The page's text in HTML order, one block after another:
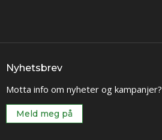
Nyhetsbrev
Motta info om nyheter og kampanjer?
Meld meg på